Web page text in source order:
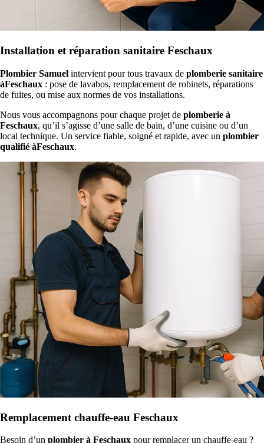
Installation et réparation sanitaire Feschaux
Plombier Samuel intervient pour tous travaux de plomberie sanitaire
àFeschaux : pose de lavabos, remplacement de robinets, réparations
de fuites, ou mise aux normes de vos installations.
Nous vous accompagnons pour chaque projet de plomberie à
Feschaux, qu’il s’agisse d’une salle de bain, d’une cuisine ou d’un
local technique. Un service fiable, soigné et rapide, avec un plombier
qualifié àFeschaux.
Remplacement chauffe-eau Feschaux
Besoin d’un plombier à Feschaux pour remplacer un chauffe-eau ?